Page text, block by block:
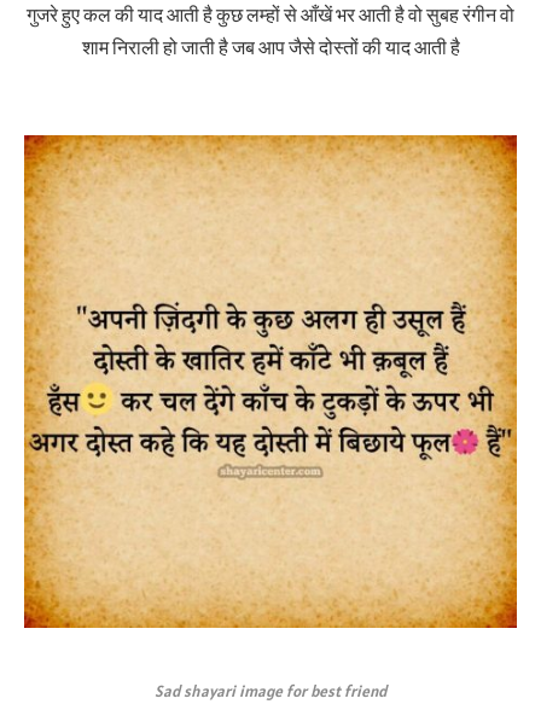
गुजरे हुए कल की याद आती है कुछ लम्हों से आँखें भर आती है वो सुबह रंगीन वो
शाम निराली हो जाती है जब आप जैसे दोस्तों की याद आती है
Sad shayari image for best friend